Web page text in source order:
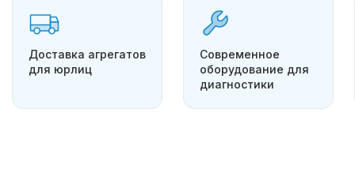
Доставка агрегатов
для юрлиц
Современное
оборудование для
диагностики